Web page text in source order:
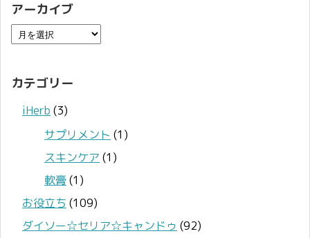
アーカイブ
カテゴリー
iHerb (3)
サプリメント (1)
スキンケア (1)
軟膏(1)
お役立ち (109)
ダイソー☆セリア☆キャンドゥ (92)